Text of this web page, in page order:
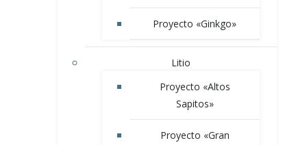
Proyecto «Ginkgo»
Litio
Proyecto «Altos
Sapitos»
Proyecto «Gran